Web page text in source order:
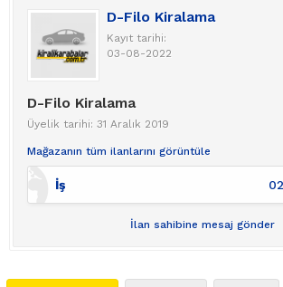
D-Filo Kiralama
Kayıt tarihi:
03-08-2022
D-Filo Kiralama
Üyelik tarihi: 31 Aralık 2019
Mağazanın tüm ilanlarını görüntüle
İş
İlan sahibine mesaj gönder